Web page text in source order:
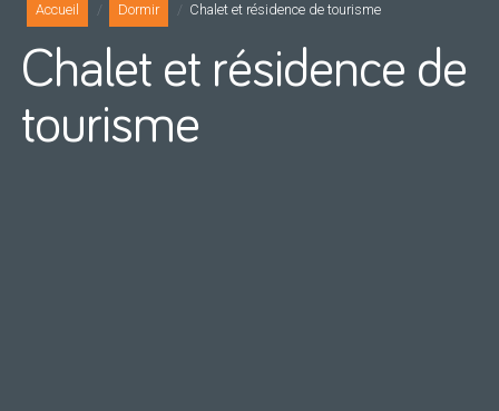
Accueil Dormir Chalet et résidence de tourisme
Chalet et résidence de
tourisme